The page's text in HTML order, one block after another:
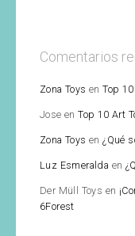
Comentarios
Zona Toys enTop
Jose enTop 10 Art
Zona Toys en¿Qué
Luz Esmeralda en
Der Müll Toys en
6Forest